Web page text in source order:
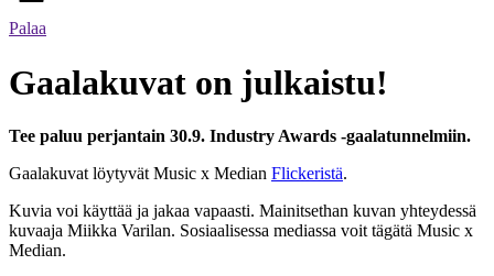
Palaa
Gaalakuvat on julkaistu!
Tee paluu perjantain 30.9. Industry Awards -gaalatunnelmiin.
Gaalakuvat löytyvät Music x Median Flickeristä.
Kuvia voi käyttää ja jakaa vapaasti. Mainitsethan kuvan yhteydessä
kuvaaja Miikka Varilan. Sosiaalisessa mediassa voit tägätä Music x
Median.